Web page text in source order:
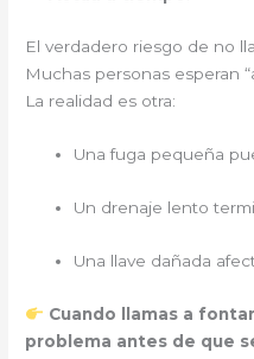
El verdadero riesgo de no
Muchas personas esperan
La realidad es otra:
Una fuga pequeña
Un drenaje lento
Una llave dañada
Cuando llamas a
problema antes de que